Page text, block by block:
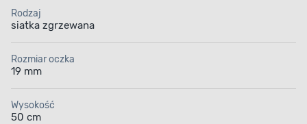
Rodzaj
siatka zgrzewana
Rozmiar oczka
19 mm
Wysokość
50 cm